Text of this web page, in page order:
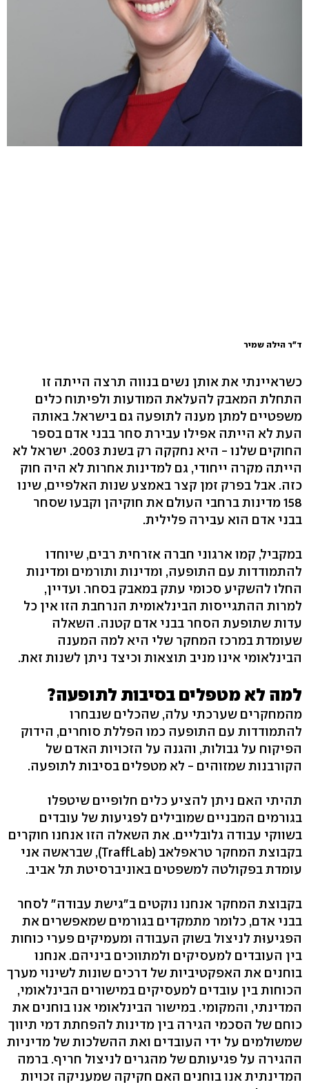
ד"ר הילה שמיר
כשראיינתי את אותן נשים בנווה תרצה הייתה זו
התחלת המאבק להעלאת המודעות ולפיתוח כלים
משפטיים למתן מענה לתופעה גם בישראל. באותה
העת לא הייתה אפילו עבירת סחר בבני אדם בספר
החוקים שלנו - היא נחקקה רק בשנת 2003. ישראל לא
הייתה מקרה ייחודי, גם למדינות אחרות לא היה חוק
כזה. אבל בפרק זמן קצר באמצע שנות האלפיים, שינו
158 מדינות ברחבי העולם את חוקיהן וקבעו שסחר
בבני אדם הוא עבירה פלילית.
במקביל, קמו ארגוני חברה אזרחית רבים, שיוחדו
להתמודדות עם התופעה, ומדינות ותורמים ומדינות
החלו להשקיע סכומי עתק במאבק בסחר. ועדיין,
למרות ההתגייסות הבינלאומית הנרחבת הזו אין כל
עדות שתופעת הסחר בבני אדם קטנה. השאלה
שעומדת במרכז המחקר שלי היא למה המענה
הבינלאומי אינו מניב תוצאות וכיצד ניתן לשנות זאת.
למה לא מטפלים בסיבות לתופעה?
מהמחקרים שערכתי עלה, שהכלים שנבחרו
להתמודדות עם התופעה כמו הפללת סוחרים, הידוק
הפיקוח על גבולות, והגנה על הזכויות האדם של
הקורבנות שמזוהים - לא מטפלים בסיבות לתופעה.
תהיתי האם ניתן להציע כלים חלופיים שיטפלו
בגורמים המבניים שמובילים לפגיעות של עובדים
בשווקי עבודה גלובליים. את השאלה הזו אנחנו חוקרים
בקבוצת המחקר טראפלאב (TraffLab), שבראשה אני
עומדת בפקולטה למשפטים באוניברסיטת תל אביב.
בקבוצת המחקר אנחנו נוקטים ב"גישת עבודה" לסחר
בבני אדם, כלומר מתמקדים בגורמים שמאפשרים את
הפגיעוּת לניצול בשוק העבודה ומעמיקים פערי כוחות
בין העובדים למעסיקים ולמתווכים ביניהם. אנחנו
בוחנים את האפקטיביות של דרכים שונות לשינוי מערך
הכוחות בין עובדים למעסיקים במישורים הבינלאומי,
המדינתי, והמקומי. במישור הבינלאומי אנו בוחנים את
כוחם של הסכמי הגירה בין מדינות להפחתת דמי תיווך
שמשולמים על ידי העובדים ואת ההשלכות של מדיניות
ההגירה על פגיעותם של מהגרים לניצול חריף. ברמה
המדינתית אנו בוחנים האם חקיקה שמעניקה זכויות